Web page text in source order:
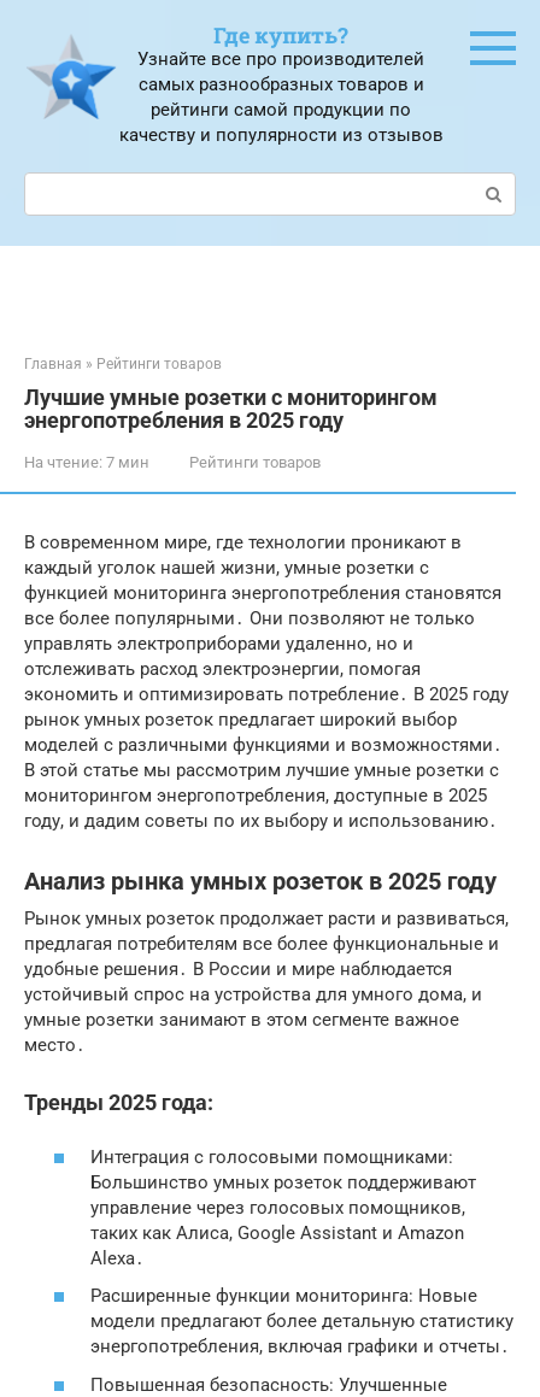
контенту
Где купить?
Узнайте все про производителей
самых разнообразных товаров и
рейтинги самой продукции по
качеству и популярности из отзывов
Поиск:
Главная » Рейтинги товаров
Лучшие умные розетки с мониторингом
энергопотребления в 2025 году
На чтение: 7 мин Рейтинги товаров
В современном мире, где технологии проникают в
каждый уголок нашей жизни, умные розетки с
функцией мониторинга энергопотребления становятся
все более популярными․ Они позволяют не только
управлять электроприборами удаленно, но и
отслеживать расход электроэнергии, помогая
экономить и оптимизировать потребление․ В 2025 году
рынок умных розеток предлагает широкий выбор
моделей с различными функциями и возможностями․
В этой статье мы рассмотрим лучшие умные розетки с
мониторингом энергопотребления, доступные в 2025
году, и дадим советы по их выбору и использованию․
Анализ рынка умных розеток в 2025 году
Рынок умных розеток продолжает расти и развиваться,
предлагая потребителям все более функциональные и
удобные решения․ В России и мире наблюдается
устойчивый спрос на устройства для умного дома, и
умные розетки занимают в этом сегменте важное
место․
Тренды 2025 года:
Интеграция с голосовыми помощниками:
Большинство умных розеток поддерживают
управление через голосовых помощников,
таких как Алиса, Google Assistant и Amazon
Alexa․
Расширенные функции мониторинга: Новые
модели предлагают более детальную статистику
энергопотребления, включая графики и отчеты․
Повышенная безопасность: Улучшенные